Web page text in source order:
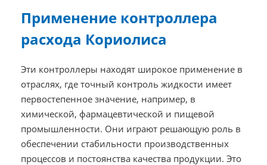
Применение контроллера
расхода Кориолиса
Эти контроллеры находят широкое применение в
отраслях, где точный контроль жидкости имеет
первостепенное значение, например, в
химической, фармацевтической и пищевой
промышленности. Они играют решающую роль в
обеспечении стабильности производственных
процессов и постоянства качества продукции. Это